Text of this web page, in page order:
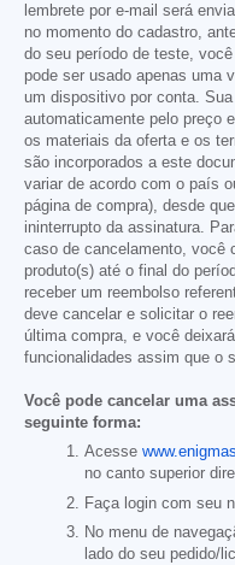
lembrete por e-mail será
no momento do cadastro,
do seu período de teste,
pode ser usado apenas uma
um dispositivo por conta.
automaticamente pelo preço
os materiais da oferta e os
são incorporados a este
variar de acordo com o país
página de compra), desde
ininterrupto da assinatura.
caso de cancelamento, você
produto(s) até o final do
receber um reembolso
deve cancelar e solicitar o
última compra, e você
funcionalidades assim que o
Você pode cancelar uma
seguinte forma:
Acesse
no canto superior
Faça login com seu
No menu de
lado do seu pedido/